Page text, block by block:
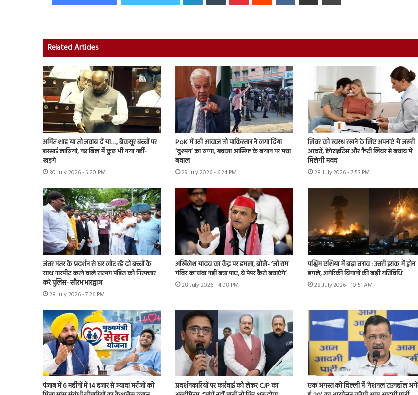
Related Articles
अमित शाह या तो जवाब दें या…., बेकसूर बच्चों पर
बरसाई लाठियां, नए बिल में कुछ भी नया नहीं-
खड़गे
30 July 2026 - 5:20 PM
PoK में उठी आवाज तो पाकिस्तान ने लगा दिया
‘दुश्मन’ का ठप्पा, ख्वाजा आसिफ के बयान पर मचा
बवाल
29 July 2026 - 6:24 PM
लिवर को स्वस्थ रखने के लिए अपनाएं ये जरूरी
आदतें, हेपेटाइटिस और फैटी लिवर से बचाव में
मिलेगी मदद
28 July 2026 - 7:53 PM
जंतर मंतर के प्रदर्शन से घर लौट रहे दो बच्चों के
साथ मारपीट करने वाले सत्यम पंडित को गिरफ्तार
करे पुलिस- सौरभ भारद्वाज
28 July 2026 - 7:26 PM
अखिलेश यादव का केंद्र पर हमला, बोले- ‘जो राम
मंदिर का चंदा नहीं बचा पाए, वे पेपर कैसे बचाएंगे’
28 July 2026 - 4:08 PM
पश्चिम एशिया में बढ़ा तनाव : उत्तरी इराक में ड्रोन
हमले, अमेरिकी विमानों की बढ़ी गतिविधि
28 July 2026 - 10:51 AM
पंजाब में 6 महीनों में 14 हजार से ज्यादा मरीजों को
प्रदर्शनकारियों पर कार्रवाई को लेकर CJP का
एक अगस्त को दिल्ली में ‘नेशनल टाउनहॉल